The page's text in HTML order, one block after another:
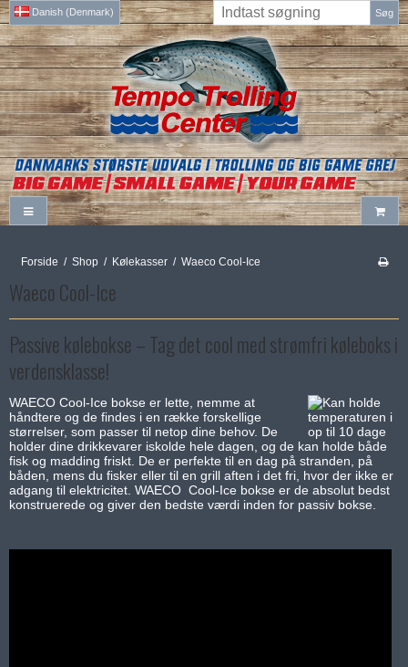
Danish (Denmark) Søg
Forside / Shop / Kølekasser / Waeco Cool-Ice
Waeco Cool-Ice
Passive kølebokse – Tag det cool med strømfri køleboks i
verdensklasse!
WAECO Cool-Ice bokse er lette, nemme at
håndtere og de findes i en række forskellige
størrelser, som passer til netop dine behov. De
holder dine drikkevarer iskolde hele dagen, og de kan holde både
fisk og madding friskt. De er perfekte til en dag på stranden, på
båden, mens du fisker eller til en grill aften i det fri, hvor der ikke er
adgang til elektricitet. WAECO Cool-Ice bokse er de absolut bedst
konstruerede og giver den bedste værdi inden for passiv bokse.